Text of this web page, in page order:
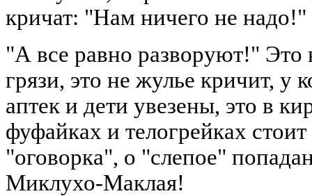
кричат: "Нам ничего не
"А все равно разворуют!" Это
грязи, это не жулье кричит, у
аптек и дети увезены, это в
фуфайках и телогрейках
"оговорка", о "слепое"
Миклухо-Маклая!